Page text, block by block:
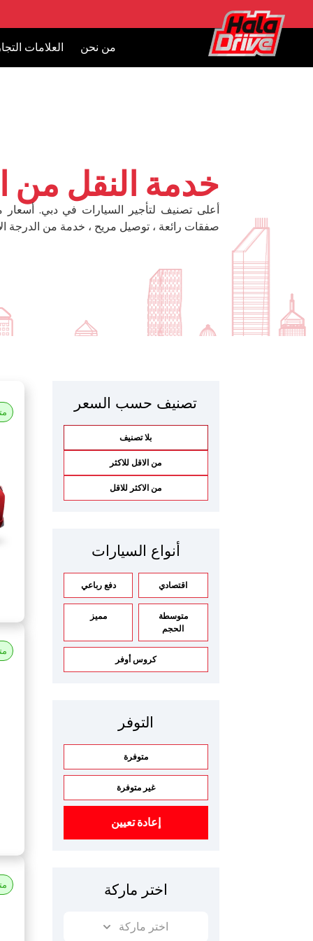
من نحن العلامات
خدمة النقل من
أعلى تصنيف لتأجير السيارات في دبي.
صفقات رائعة ، توصيل مريح ، خدمة من الدرجة
تصنيف حسب السعر
بلا تصنيف
من الاقل للاكثر
من الاكثر للاقل
أنواع السيارات
اقتصادي دفع رباعي
متوسطة
الحجم
مميز
كروس أوفر
التوفر
متوفرة
غير متوفرة
إعادة تعيين
اختر ماركة
اختر ماركة